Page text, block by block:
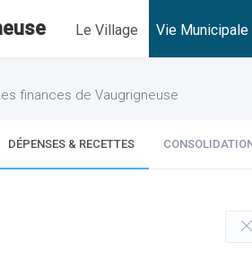
Le Village Vie Municipale
finances de Vaugrigneuse
DÉPENSES & RECETTES